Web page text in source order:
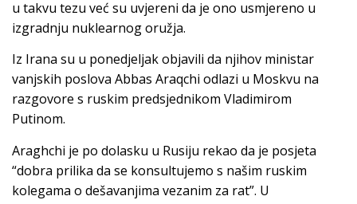
u takvu tezu već su uvjereni da je ono usmjereno u
izgradnju nuklearnog oružja.
Iz Irana su u ponedjeljak objavili da njihov ministar
vanjskih poslova Abbas Araqchi odlazi u Moskvu na
razgovore s ruskim predsjednikom Vladimirom
Putinom.
Araghchi je po dolasku u Rusiju rekao da je posjeta
“dobra prilika da se konsultujemo s našim ruskim
kolegama o dešavanjima vezanim za rat”. U